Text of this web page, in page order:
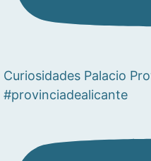
Curiosidades Palacio
#provinciadealicante